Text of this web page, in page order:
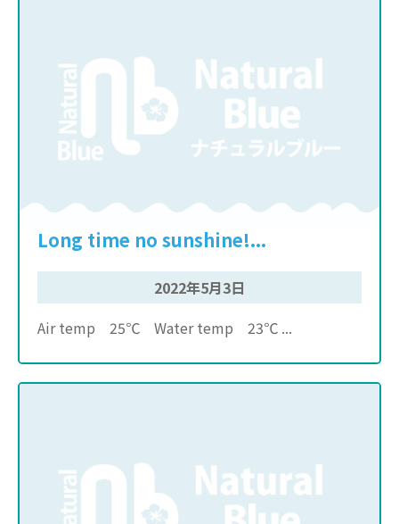
Long time no sunshine!...
2022年5月3日
Air temp 25℃ Water temp 23℃ ...